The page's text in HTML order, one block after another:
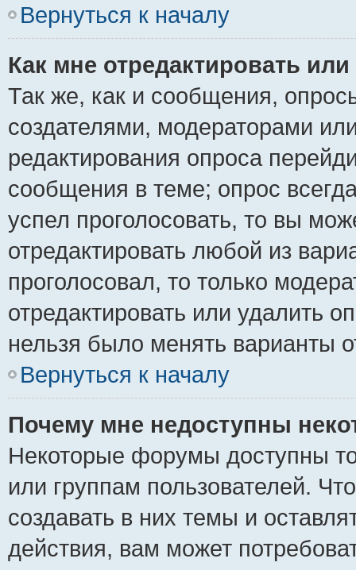
Вернуться к началу
Как мне отредактировать
Так же, как и сообщения,
создателями, модераторами
редактирования опроса
сообщения в теме; опрос
успел проголосовать, то вы
отредактировать любой из
проголосовал, то только
отредактировать или удалить
нельзя было менять варианты
Вернуться к началу
Почему мне недоступны
Некоторые форумы доступны
или группам пользователей.
создавать в них темы и
действия, вам может